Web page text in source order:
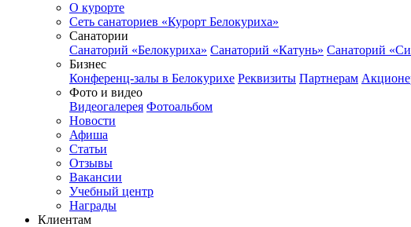
О курорте
Сеть санаториев «Курорт Белокуриха»
Санатории
Санаторий «Белокуриха» Санаторий «Катунь» Санаторий
Бизнес
Конференц-залы в Белокурихе Реквизиты Партнерам
Фото и видео
Видеогалерея Фотоальбом
Новости
Афиша
Статьи
Отзывы
Вакансии
Учебный центр
Награды
Клиентам